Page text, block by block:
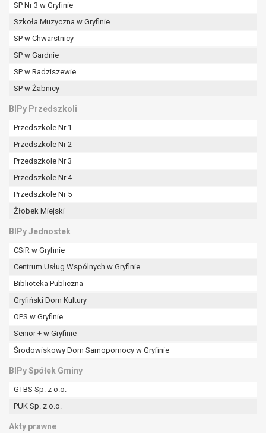
SP Nr 3 w Gryfinie
Szkoła Muzyczna w Gryfinie
SP w Chwarstnicy
SP w Gardnie
SP w Radziszewie
SP w Żabnicy
BIPy Przedszkoli
Przedszkole Nr 1
Przedszkole Nr 2
Przedszkole Nr 3
Przedszkole Nr 4
Przedszkole Nr 5
Żłobek Miejski
BIPy Jednostek
CSiR w Gryfinie
Centrum Usług Wspólnych w Gryfinie
Biblioteka Publiczna
Gryfiński Dom Kultury
OPS w Gryfinie
Senior + w Gryfinie
Środowiskowy Dom Samopomocy w Gryfinie
BIPy Spółek Gminy
GTBS Sp. z o.o.
PUK Sp. z o.o.
Akty prawne
Przysługuje Pani/Panu prawo wniesienia skargi do
organu nadzorczego na niezgodne z prawem
przetwarzanie Pani/Pana danych osobowych
przez administratora.
Prezes Urzędu Ochrony Danych Osobowych.
W zależności od sfery, w której przetwarzane są
umownym.
Pani/Pana dane nie będą poddawane